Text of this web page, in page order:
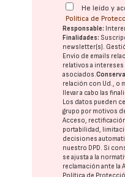
He leído y
Política de
Responsable:
Finalidades:
newsletter(s).
Envío de emails
relativos a
asociados.
relación con Ud., o
llevar a cabo las
Los datos pueden
grupo por motivos
Acceso,
portabilidad,
decisiones
nuestro DPD. Si
se ajusta a la
reclamación ante la